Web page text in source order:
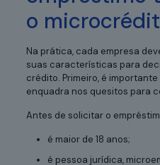
o
Na prática, cada empresa
suas características para
crédito. Primeiro, é
enquadra nos quesitos para
Antes de solicitar o
é maior de 18 anos;
é pessoa jurídica,